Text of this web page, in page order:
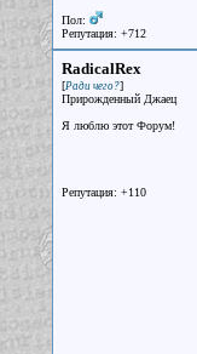
Пол:
Репутация: +712
RadicalRex
[Ради чего?]
Прирожденный Джаец
Я люблю этот Форум!
Репутация: +110